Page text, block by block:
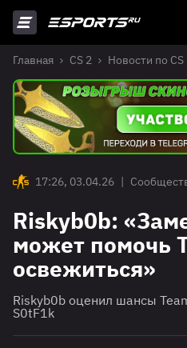
Главная CS 2 Новости по CS
17:26, 03.04.26 |
Riskyb0b:
может помочь
освежиться»
Riskyb0b оценил шансы
S0tF1k